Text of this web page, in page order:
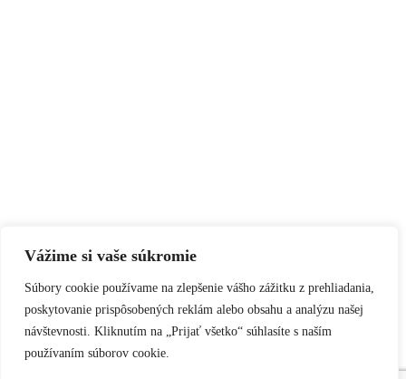
Vážime si vaše súkromie
Súbory cookie používame na zlepšenie vášho zážitku z prehliadania,
poskytovanie prispôsobených reklám alebo obsahu a analýzu našej
návštevnosti. Kliknutím na „Prijať všetko“ súhlasíte s naším
používaním súborov cookie.